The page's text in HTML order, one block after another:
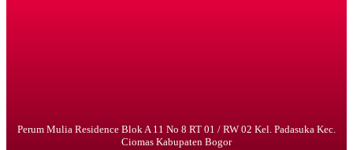
Perum Mulia Residence Blok A 11 No 8 RT 01 / RW 02 Kel. Padasuka Kec.
Ciomas Kabupaten Bogor